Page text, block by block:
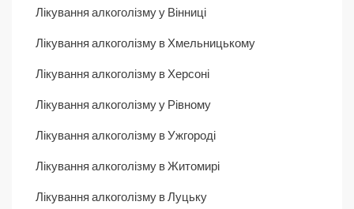
Лікування алкоголізму у Вінниці
Лікування алкоголізму в Хмельницькому
Лікування алкоголізму в Херсоні
Лікування алкоголізму у Рівному
Лікування алкоголізму в Ужгороді
Лікування алкоголізму в Житомирі
Лікування алкоголізму в Луцьку